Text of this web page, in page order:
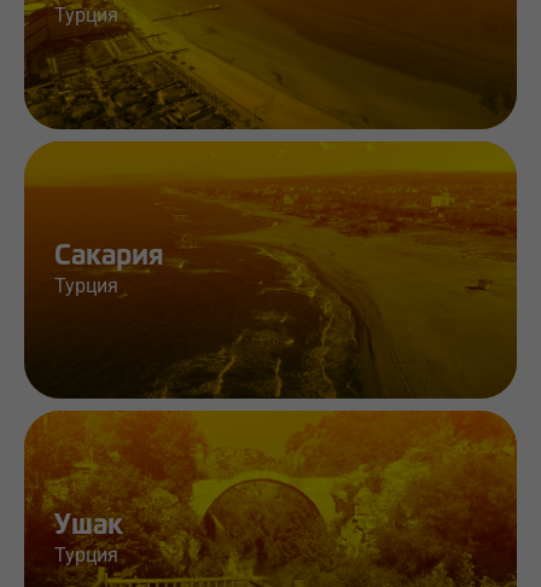
Турция
Сакария
Турция
Работа и информация
Ушак
Турция